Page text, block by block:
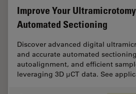
Improve Your
Automated Sectioning
Discover advanced digital
and accurate automated
autoalignment, and efficient
leveraging 3D µCT data. See